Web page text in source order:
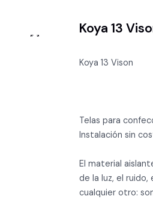
Koya 13
Koya 13 Vison
Telas para
Instalación sin
El material
de la luz, el
cualquier otro: